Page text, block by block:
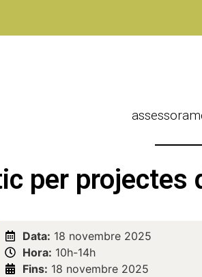
per projectes
Data: 18 novembre 2025
Hora: 10h-14h
Fins: 18 novembre 2025